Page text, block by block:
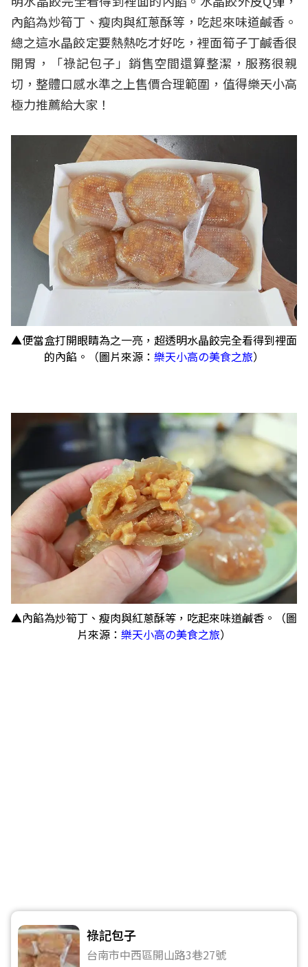
內餡為炒筍丁、瘦肉與紅蔥酥等，吃起來味道鹹香。
總之這水晶餃定要熱熱吃才好吃，裡面筍子丁鹹香很
開胃，「祿記包子」銷售空間還算整潔，服務很親
切，整體口感水準之上售價合理範圍，值得樂天小高
極力推薦給大家！
▲便當盒打開眼睛為之一亮，超透明水晶餃完全看得到裡面
的內餡。（圖片來源： 樂天小高の美食之旅）
▲內餡為炒筍丁、瘦肉與紅蔥酥等，吃起來味道鹹香。（圖
片來源： 樂天小高の美食之旅）
祿記包子
台南市中西區開山路3巷27號